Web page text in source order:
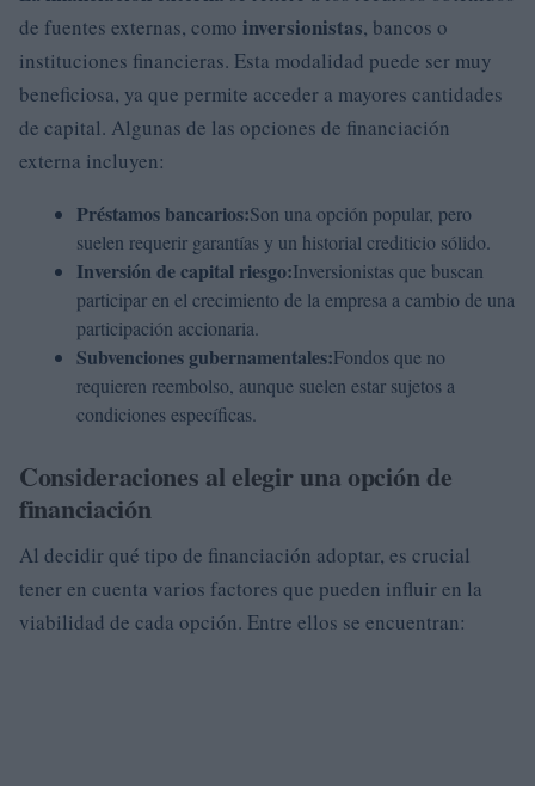
de fuentes externas, como inversionistas, bancos o
instituciones financieras. Esta modalidad puede ser muy
beneficiosa, ya que permite acceder a mayores cantidades
de capital. Algunas de las opciones de financiación
externa incluyen:
Préstamos bancarios:Son una opción popular, pero
suelen requerir garantías y un historial crediticio sólido.
Inversión de capital riesgo:Inversionistas que buscan
participar en el crecimiento de la empresa a cambio de una
participación accionaria.
Subvenciones gubernamentales:Fondos que no
requieren reembolso, aunque suelen estar sujetos a
condiciones específicas.
Consideraciones al elegir una opción de
financiación
Al decidir qué tipo de financiación adoptar, es crucial
tener en cuenta varios factores que pueden influir en la
viabilidad de cada opción. Entre ellos se encuentran: